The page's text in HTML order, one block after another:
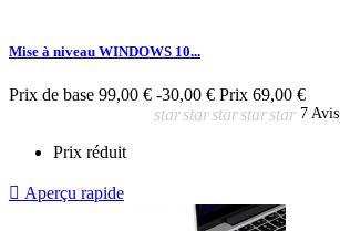
Mise à niveau WINDOWS 10...
Prix de base 99,00 € -30,00 € Prix 69,00 €
starstarstarstarstar 7 Avis
Prix réduit
 Aperçu rapide